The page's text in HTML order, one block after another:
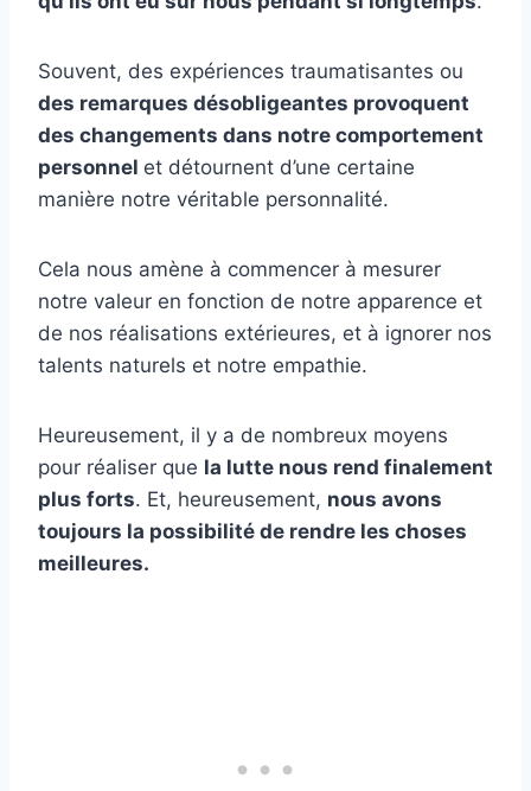
Souvent, des expériences traumatisantes ou
des remarques désobligeantes provoquent
des changements dans notre comportement
personnel et détournent d’une certaine
manière notre véritable personnalité.
Cela nous amène à commencer à mesurer
notre valeur en fonction de notre apparence et
de nos réalisations extérieures, et à ignorer nos
talents naturels et notre empathie.
Heureusement, il y a de nombreux moyens
pour réaliser que la lutte nous rend finalement
plus forts. Et, heureusement, nous avons
toujours la possibilité de rendre les choses
meilleures.